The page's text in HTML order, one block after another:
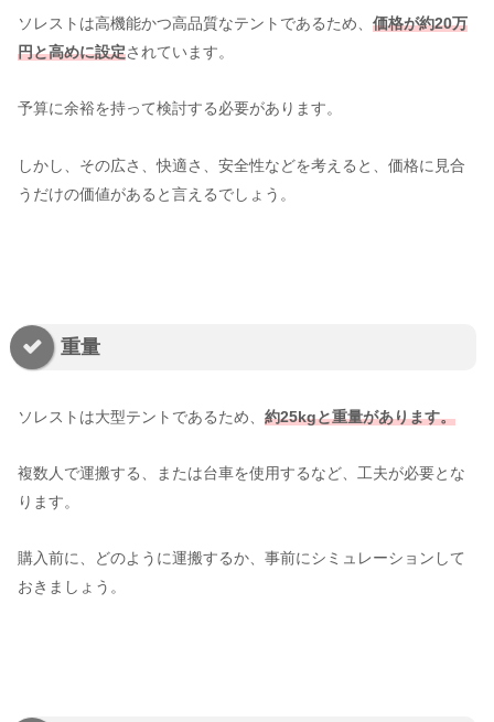
ソレストは高機能かつ高品質なテントであるため、 価格が約20万
円と高めに設定されています。
予算に余裕を持って検討する必要があります。
しかし、その広さ、快適さ、安全性などを考えると、価格に見合
うだけの価値があると言えるでしょう。
重量
ソレストは大型テントであるため、 約25kgと重量があります。
複数人で運搬する、または台車を使用するなど、工夫が必要とな
ります。
購入前に、どのように運搬するか、事前にシミュレーションして
おきましょう。